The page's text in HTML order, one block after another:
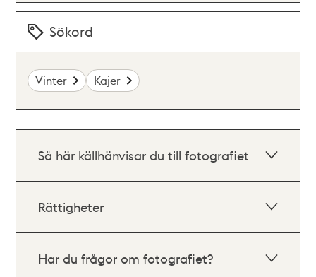
Sökord
Vinter Kajer
Så här källhänvisar du till fotografiet
Rättigheter
Har du frågor om fotografiet?